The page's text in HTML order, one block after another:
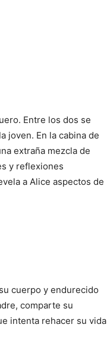
Entre los dos se
joven. En la cabina de
extraña mezcla de
y reflexiones
a Alice aspectos de
cuerpo y endurecido
comparte su
intenta rehacer su vida